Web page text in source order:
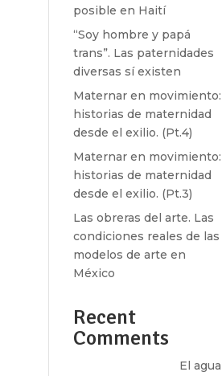
posible en Haití
“Soy hombre y papá
trans”. Las paternidades
diversas sí existen
Maternar en movimiento:
historias de maternidad
desde el exilio. (Pt.4)
Maternar en movimiento:
historias de maternidad
desde el exilio. (Pt.3)
Las obreras del arte. Las
condiciones reales de las
modelos de arte en
México
Recent
Comments
El agua